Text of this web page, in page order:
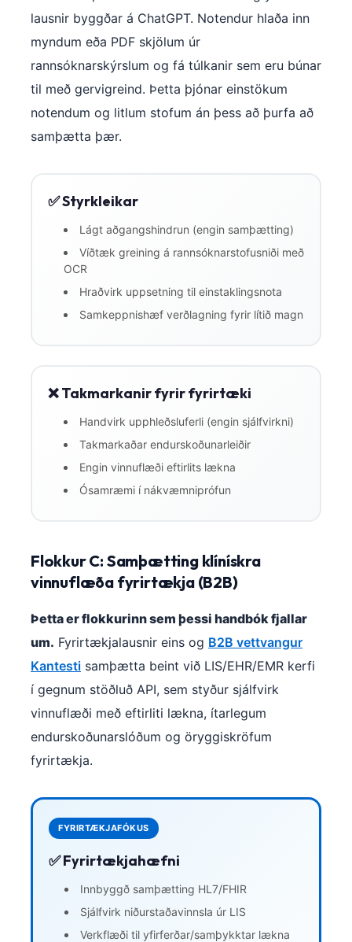
lausnir byggðar á ChatGPT. Notendur hlaða inn
myndum eða PDF skjölum úr
rannsóknarskýrslum og fá túlkanir sem eru búnar
til með gervigreind. Þetta þjónar einstökum
notendum og litlum stofum án þess að þurfa að
samþætta þær.
✅ Styrkleikar
Lágt aðgangshindrun (engin samþætting)
Víðtæk greining á rannsóknarstofusniði með
OCR
Hraðvirk uppsetning til einstaklingsnota
Samkeppnishæf verðlagning fyrir lítið magn
❌ Takmarkanir fyrir fyrirtæki
Handvirk upphleðsluferli (engin sjálfvirkni)
Takmarkaðar endurskoðunarleiðir
Engin vinnuflæði eftirlits lækna
Ósamræmi í nákvæmniprófun
Flokkur C: Samþætting klínískra
vinnuflæða fyrirtækja (B2B)
Þetta er flokkurinn sem þessi handbók fjallar
um. Fyrirtækjalausnir eins og B2B vettvangur
Kantesti samþætta beint við LIS/EHR/EMR kerfi
í gegnum stöðluð API, sem styður sjálfvirk
vinnuflæði með eftirliti lækna, ítarlegum
endurskoðunarslóðum og öryggiskröfum
fyrirtækja.
FYRIRTÆKJAFÓKUS
✅ Fyrirtækjahæfni
Innbyggð samþætting HL7/FHIR
Sjálfvirk niðurstaðavinnsla úr LIS
Verkflæði til yfirferðar/samþykktar lækna
ພາສາລາວ
Кыргызча
Татар теле
Frysk
Ślōnskŏ gŏdka
Norsk bokmål